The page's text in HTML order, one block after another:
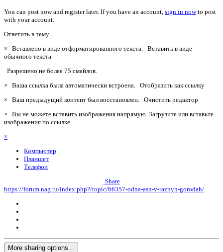
You can post now and register later. If you have an account, sign in nowto post
with your account.
Ответить в тему...
× Вставлено в виде отформатированного текста. Вставить в виде
обычного текста
Разрешено не более 75 смайлов.
× Ваша ссылка была автоматически встроена. Отобразить как ссылку
× Ваш предыдущий контент был восстановлен. Очистить редактор
× Вы не можете вставить изображения напрямую. Загрузите или вставьте
изображения по ссылке.
×
Компьютер
Планшет
Телефон
Share
https://forum.nag.ru/index.php?/topic/66357-odna-asn-v-raznyh-gorodah/
More sharing options...